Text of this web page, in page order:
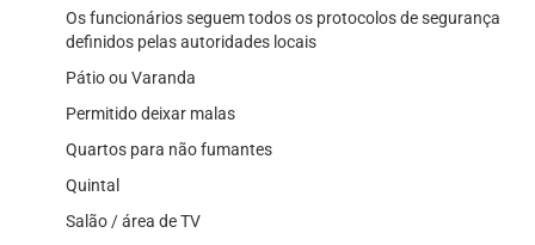
Os funcionários seguem todos os protocolos de segurança
definidos pelas autoridades locais
Pátio ou Varanda
Permitido deixar malas
Quartos para não fumantes
Quintal
Salão / área de TV